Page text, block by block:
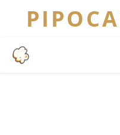
PIPOCA